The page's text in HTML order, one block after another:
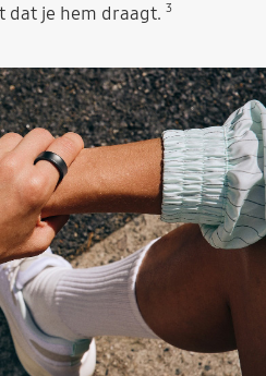
dat je hem draagt. 3